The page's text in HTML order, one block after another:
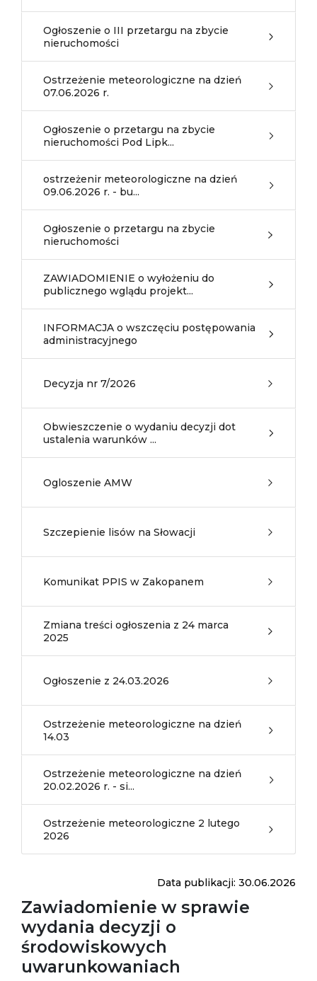
Ogłoszenie o III przetargu na zbycie
nieruchomości
Ostrzeżenie meteorologiczne na dzień
07.06.2026 r.
Ogłoszenie o przetargu na zbycie
nieruchomości Pod Lipk...
ostrzeżenir meteorologiczne na dzień
09.06.2026 r. - bu...
Ogłoszenie o przetargu na zbycie
nieruchomości
ZAWIADOMIENIE o wyłożeniu do
publicznego wglądu projekt...
INFORMACJA o wszczęciu postępowania
administracyjnego
Decyzja nr 7/2026
Obwieszczenie o wydaniu decyzji dot
ustalenia warunków ...
Ogloszenie AMW
Szczepienie lisów na Słowacji
Komunikat PPIS w Zakopanem
Zmiana treści ogłoszenia z 24 marca
2025
Ogłoszenie z 24.03.2026
Ostrzeżenie meteorologiczne na dzień
14.03
Ostrzeżenie meteorologiczne na dzień
20.02.2026 r. - si...
Ostrzeżenie meteorologiczne 2 lutego
2026
Data publikacji: 30.06.2026
Zawiadomienie w sprawie
wydania decyzji o
środowiskowych
uwarunkowaniach